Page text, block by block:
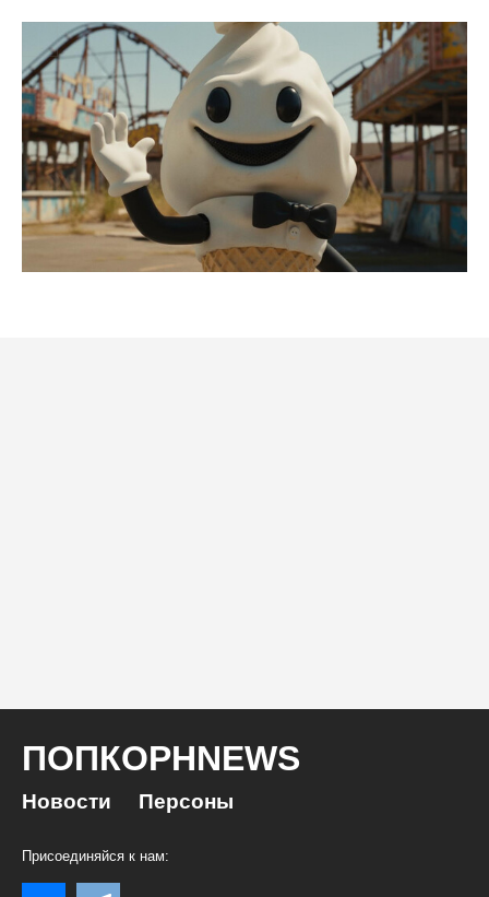
ПОПКОРНNEWS
Новости Персоны
Присоединяйся к нам: